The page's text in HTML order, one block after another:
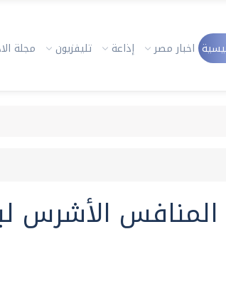
اخبار مصر إذاعة تليفزيون مجلة
الأشرس